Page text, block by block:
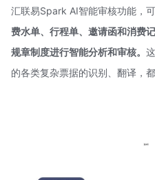
汇联易Spark AI智能审核功能，
费水单、行程单、邀请函和消费
规章制度进行智能分析和审核。
的各类复杂票据的识别、翻译，